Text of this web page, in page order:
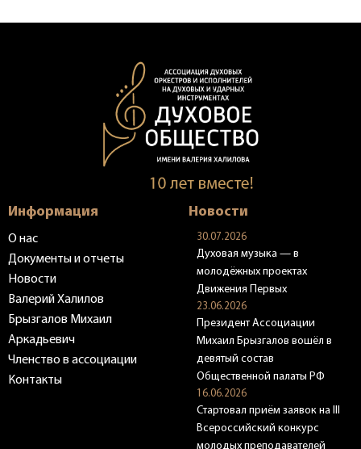
Информация
О нас
Документы и отчеты
Новости
Валерий Халилов
Брызгалов Михаил
Аркадьевич
Членство в ассоциации
Контакты
Новости
30.07.2026
Духовая музыка — в
молодёжных проектах
Движения Первых
23.06.2026
Президент Ассоциации
Михаил Брызгалов вошёл в
девятый состав
Общественной палаты РФ
16.06.2026
Стартовал приём заявок на III
Всероссийский конкурс
молодых преподавателей